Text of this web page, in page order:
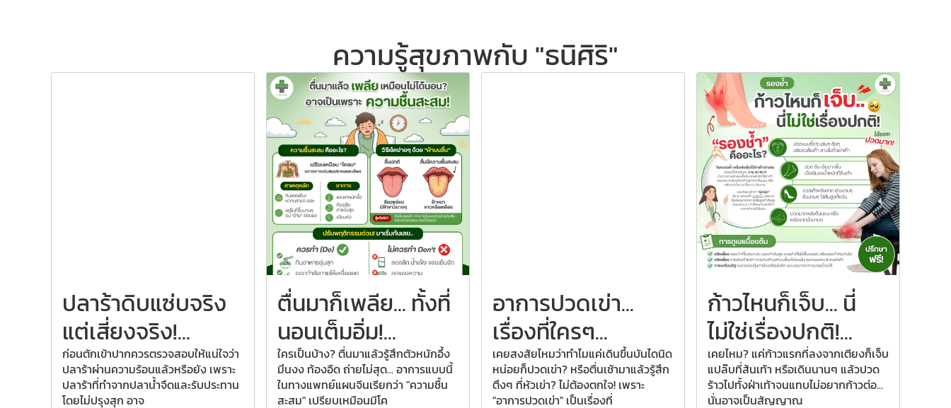
ความรู้สุขภาพกับ "ธนิศิริ"
ปลาร้าดิบแซ่บจริง
แต่เสี่ยงจริง!...
ก่อนตักเข้าปากควรตรวจสอบให้แน่ใจว่า
ปลาร้าผ่านความร้อนแล้วหรือยัง เพราะ
ปลาร้าที่ทำจากปลาน้ำจืดและรับประทาน
โดยไม่ปรุงสุก อาจ
ตื่นมาก็เพลีย... ทั้งที่
นอนเต็มอิ่ม!...
ใครเป็นบ้าง? ตื่นมาแล้วรู้สึกตัวหนักอึ้ง
มึนงง ท้องอืด ถ่ายไม่สุด... อาการแบบนี้
ในทางแพทย์แผนจีนเรียกว่า "ความชื้น
สะสม" เปรียบเหมือนมีโค
อาการปวดเข่า...
เรื่องที่ใครๆ...
เคยสงสัยไหมว่าทำไมแค่เดินขึ้นบันไดนิด
หน่อยก็ปวดเข่า? หรือตื่นเช้ามาแล้วรู้สึก
ตึงๆ ที่หัวเข่า? ไม่ต้องตกใจ! เพราะ
"อาการปวดเข่า" เป็นเรื่องที่
ก้าวไหนก็เจ็บ... นี่
ไม่ใช่เรื่องปกติ!...
เคยไหม? แค่ก้าวแรกที่ลงจากเตียงก็เจ็บ
แปล๊บที่ส้นเท้า หรือเดินนานๆ แล้วปวด
ร้าวไปทั้งฝ่าเท้าจนแทบไม่อยากก้าวต่อ...
นั่นอาจเป็นสัญญาณ